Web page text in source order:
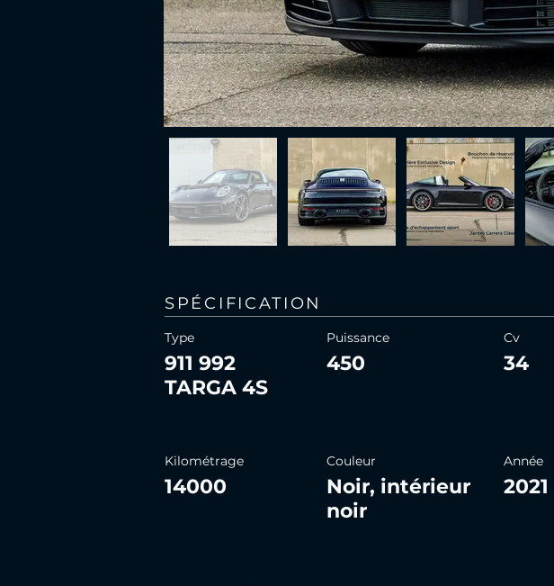
SPÉCIFICATION
Type
911 992
TARGA 4S
Puissance
450
Cv
34
Kilométrage
14000
Couleur
Noir, intérieur
noir
Année
2021